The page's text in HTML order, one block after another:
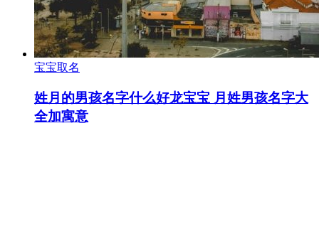
宝宝取名
姓月的男孩名字什么好龙宝宝 月姓男孩名字大
全加寓意